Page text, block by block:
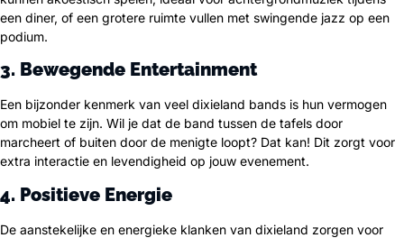
een diner, of een grotere ruimte vullen met swingende jazz op een
podium.
3. Bewegende Entertainment
Een bijzonder kenmerk van veel dixieland bands is hun vermogen
om mobiel te zijn. Wil je dat de band tussen de tafels door
marcheert of buiten door de menigte loopt? Dat kan! Dit zorgt voor
extra interactie en levendigheid op jouw evenement.
4. Positieve Energie
De aanstekelijke en energieke klanken van dixieland zorgen voor